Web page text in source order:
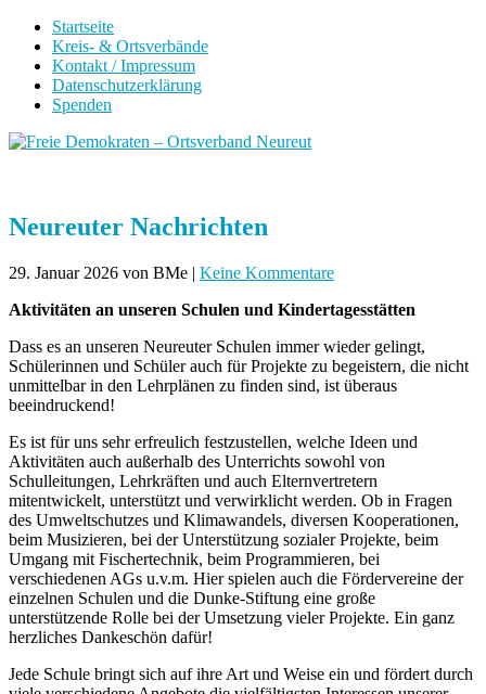
Startseite
Kreis- & Ortsverbände
Kontakt / Impressum
Datenschutzerklärung
Spenden
Neureuter Nachrichten
29. Januar 2026 von BMe | Keine Kommentare
Aktivitäten an unseren Schulen und Kindertagesstätten
Dass es an unseren Neureuter Schulen immer wieder gelingt,
Schülerinnen und Schüler auch für Projekte zu begeistern, die nicht
unmittelbar in den Lehrplänen zu finden sind, ist überaus
beeindruckend!
Es ist für uns sehr erfreulich festzustellen, welche Ideen und
Aktivitäten auch außerhalb des Unterrichts sowohl von
Schulleitungen, Lehrkräften und auch Elternvertretern
mitentwickelt, unterstützt und verwirklicht werden. Ob in Fragen
des Umweltschutzes und Klimawandels, diversen Kooperationen,
beim Musizieren, bei der Unterstützung sozialer Projekte, beim
Umgang mit Fischertechnik, beim Programmieren, bei
verschiedenen AGs u.v.m. Hier spielen auch die Fördervereine der
einzelnen Schulen und die Dunke-Stiftung eine große
unterstützende Rolle bei der Umsetzung vieler Projekte. Ein ganz
herzliches Dankeschön dafür!
Jede Schule bringt sich auf ihre Art und Weise ein und fördert durch